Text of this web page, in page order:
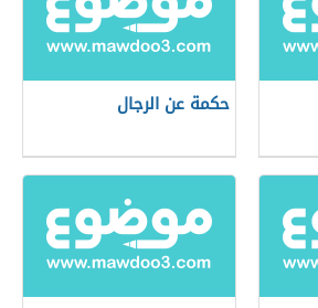
حكمة عن الرجال